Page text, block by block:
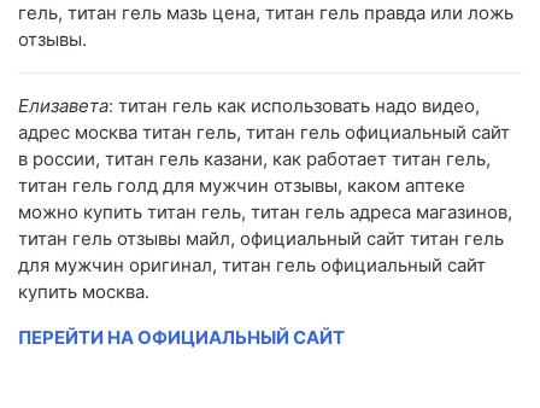
гель, титан гель мазь цена, титан гель правда или ложь
отзывы.
Елизавета: титан гель как использовать надо видео,
адрес москва титан гель, титан гель официальный сайт
в россии, титан гель казани, как работает титан гель,
титан гель голд для мужчин отзывы, каком аптеке
можно купить титан гель, титан гель адреса магазинов,
титан гель отзывы майл, официальный сайт титан гель
для мужчин оригинал, титан гель официальный сайт
купить москва.
ПЕРЕЙТИ НА ОФИЦИАЛЬНЫЙ САЙТ